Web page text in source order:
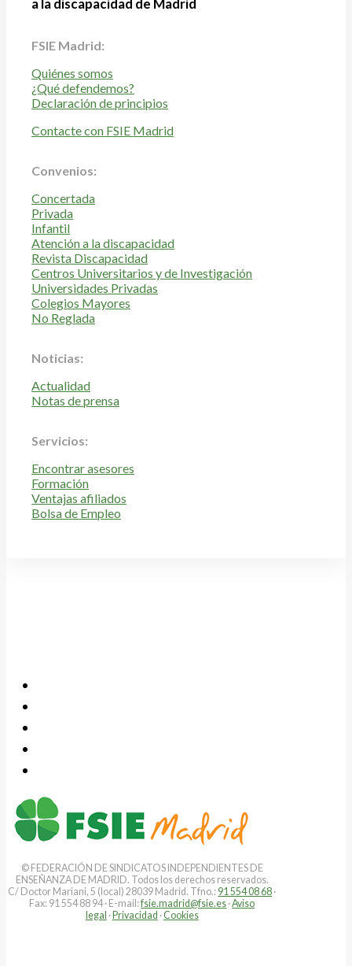
a la discapacidad de Madrid
FSIE Madrid:
Quiénes somos
¿Qué defendemos?
Declaración de principios
Contacte con FSIE Madrid
Convenios:
Concertada
Privada
Infantil
Atención a la discapacidad
Revista Discapacidad
Centros Universitarios y de Investigación
Universidades Privadas
Colegios Mayores
No Reglada
Noticias:
Actualidad
Notas de prensa
Servicios:
Encontrar asesores
Formación
Ventajas afiliados
Bolsa de Empleo
© FEDERACIÓN DE SINDICATOS INDEPENDIENTES DE
ENSEÑANZA DE MADRID. Todos los derechos reservados.
C/ Doctor Mariani, 5 (local) 28039 Madrid. Tfno.: 91 554 08 68 ·
Fax: 91 554 88 94 · E-mail:fsie.madrid@fsie.es ·Aviso
legal ·Privacidad · Cookies